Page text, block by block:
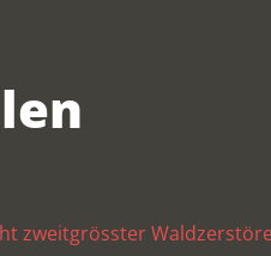
zweitgrösster